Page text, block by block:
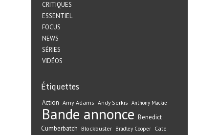
CRITIQUES
ESSENTIEL
FOCUS
NEWS
SÉRIES
VIDÉOS
Étiquettes
Action Amy Adams Andy Serkis Anthony Mackie
Bande annonce Benedict
Cumberbatch Blockbuster Bradley Cooper Cate